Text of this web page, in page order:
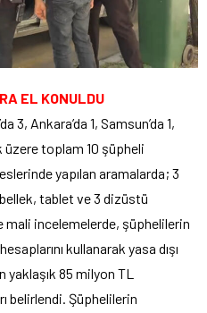
EL KONULDU
3, Ankara’da 1, Samsun’da 1,
üzere toplam 10 şüpheli
yapılan aramalarda; 3
tablet ve 3 dizüstü
mali incelemelerde, şüphelilerin
kullanarak yasa dışı
85 milyon TL
belirlendi. Şüphelilerin